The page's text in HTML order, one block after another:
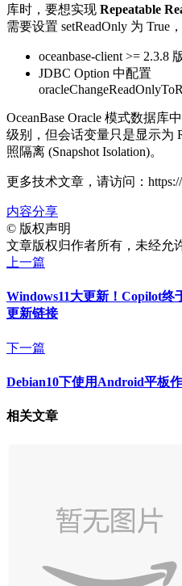
库时，要想实现 Repeatable
需要设置 setReadOnly 为 True
oceanbase-client >= 2.3.8
JDBC Option 中配置
OceanBase Oracle 模式数据库
级别，但会话变量只是显示为
照隔离 (Snapshot Isolation)。
更多技术文章，请访问：https://
内容分享
© 版权声明
文章版权归作者所有，未经允
上一篇
Windows11大更新！Copilot终
更新链接
下一篇
Debian10下使用Android平板
相关文章